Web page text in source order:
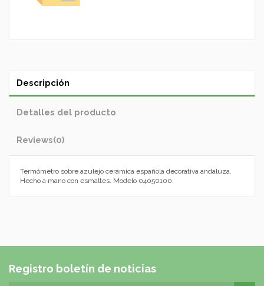
Descripción
Detalles del producto
Reviews(0)
Termómetro sobre azulejo cerámica española decorativa andaluza.
Hecho a mano con esmaltes. Modelo 04050100.
Registro boletín de noticias